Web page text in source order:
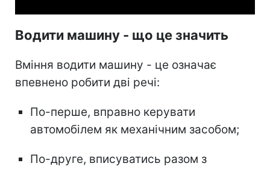
Водити машину - що це значить
Вміння водити машину - це означає
впевнено робити дві речі:
По-перше, вправно керувати
автомобілем як механічним засобом;
По-друге, вписуватись разом з